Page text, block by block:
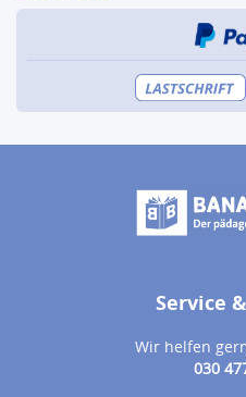
Service
Wir helfen
030